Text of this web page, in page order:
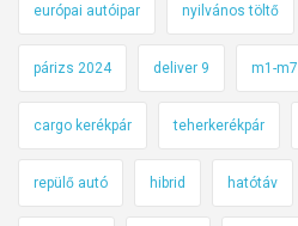
európai autóipar nyilvános töltő
párizs 2024 deliver 9 m1-m7
cargo kerékpár teherkerékpár
repülő autó hibrid hatótáv